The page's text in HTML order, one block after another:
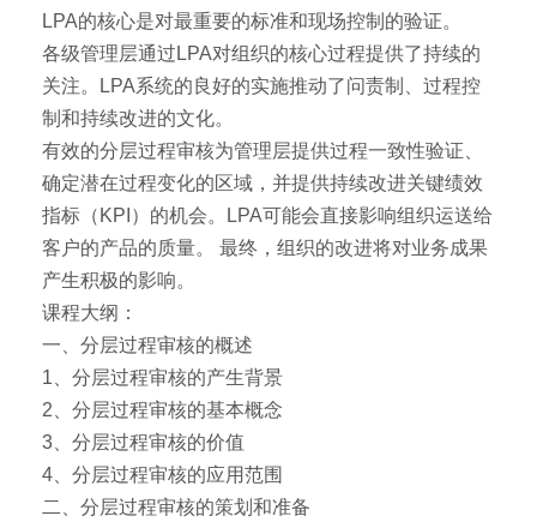
LPA的核心是对最重要的标准和现场控制的验证。
各级管理层通过LPA对组织的核心过程提供了持续的
关注。LPA系统的良好的实施推动了问责制、过程控
制和持续改进的文化。
有效的分层过程审核为管理层提供过程一致性验证、
确定潜在过程变化的区域，并提供持续改进关键绩效
指标（KPI）的机会。LPA可能会直接影响组织运送给
客户的产品的质量。 最终，组织的改进将对业务成果
产生积极的影响。
课程大纲：
一、分层过程审核的概述
1、分层过程审核的产生背景
2、分层过程审核的基本概念
3、分层过程审核的价值
4、分层过程审核的应用范围
二、分层过程审核的策划和准备